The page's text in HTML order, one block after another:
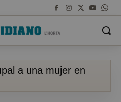
a una mujer en